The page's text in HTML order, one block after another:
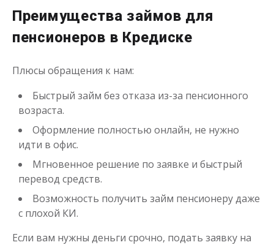
Займ пенсионерам на карту
Сумма
до 21 дня
Преимущества займов для
пенсионеров в Кредиске
Плюсы обращения к нам:
Быстрый займ без отказа из-за пенсионного
возраста.
Оформление полностью онлайн, не нужно
идти в офис.
Мгновенное решение по заявке и быстрый
перевод средств.
Возможность получить займ пенсионеру даже
с плохой КИ.
Если вам нужны деньги срочно, подать заявку на